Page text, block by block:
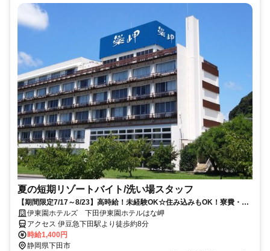
夏の短期リゾートバイト/洗い場スタッフ
【期間限定7/17～8/23】高時給！未経験OK☆住み込みもOK！寮費・光
熱費は無料♪
伊東園ホテルズ 下田伊東園ホテルはな岬
アクセス 伊豆急下田駅より徒歩約8分
時給1,400円
静岡県下田市